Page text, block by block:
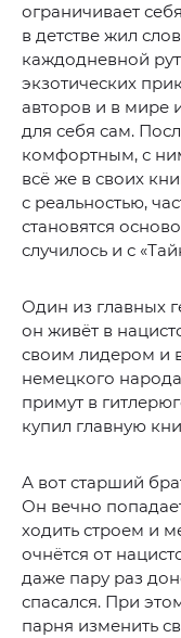
ограничивает
в детстве жил
каждодневной
экзотических
авторов и в мире
для себя сам.
комфортным, с
всё же в своих
с реальностью,
становятся
случилось и с
Один из главных
он живёт в
своим лидером и
немецкого
примут в
купил главную
А вот старший
Он вечно
ходить строем и
очнётся от
даже пару раз
спасался. При
парня изменить